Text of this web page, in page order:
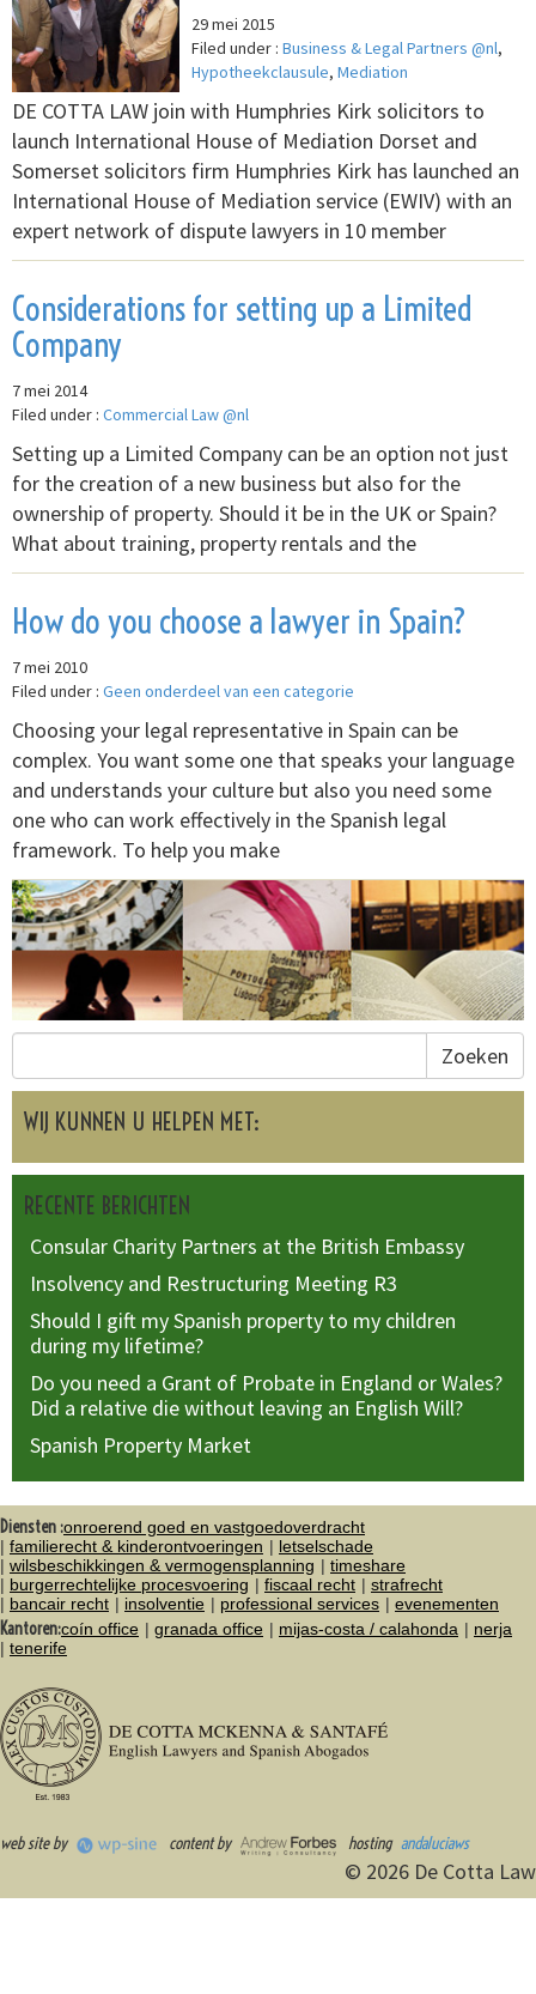
29 mei 2015
Filed under : Business & Legal Partners @nl,
Hypotheekclausule, Mediation
DE COTTA LAW join with Humphries Kirk solicitors to
launch International House of Mediation Dorset and
Somerset solicitors firm Humphries Kirk has launched an
International House of Mediation service (EWIV) with an
expert network of dispute lawyers in 10 member
Considerations for setting up a Limited
Company
7 mei 2014
Filed under : Commercial Law @nl
Setting up a Limited Company can be an option not just
for the creation of a new business but also for the
ownership of property. Should it be in the UK or Spain?
What about training, property rentals and the
How do you choose a lawyer in Spain?
7 mei 2010
Filed under : Geen onderdeel van een categorie
Choosing your legal representative in Spain can be
complex. You want some one that speaks your language
and understands your culture but also you need some
one who can work effectively in the Spanish legal
framework. To help you make
Zoeken
WIJ KUNNEN U HELPEN MET:
RECENTE BERICHTEN
Consular Charity Partners at the British Embassy
Insolvency and Restructuring Meeting R3
Should I gift my Spanish property to my children
during my lifetime?
Do you need a Grant of Probate in England or Wales?
Did a relative die without leaving an English Will?
Spanish Property Market
Diensten :onroerend goed en vastgoedoverdracht
familierecht & kinderontvoeringen
letselschade
wilsbeschikkingen & vermogensplanning
timeshare
burgerrechtelijke procesvoering
fiscaal recht
strafrecht
bancair recht
insolventie professional services evenementen
Kantoren:coín office granada office mijas-costa / calahonda
nerja
tenerife
web site by content by hosting andaluciaws
© 2026 De Cotta Law